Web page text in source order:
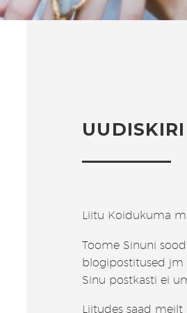
UUDISKIRI
Liitu Koidukuma
Toome Sinuni
blogipostitused jm
Sinu postkasti ei
Liitudes saad meilt